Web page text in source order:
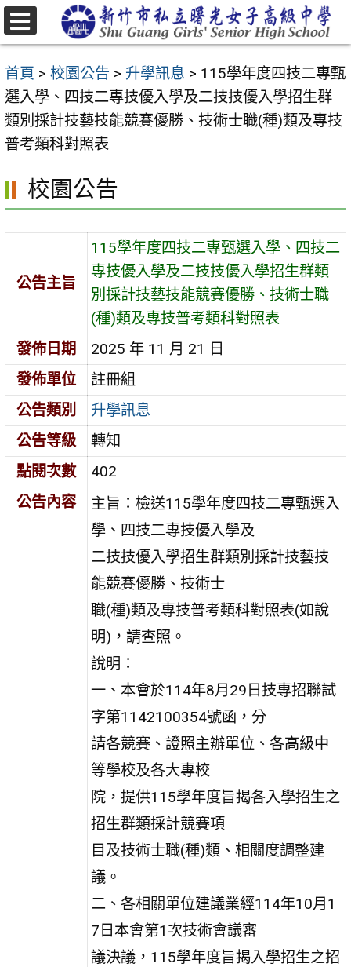
跳
至
要
內
容
區
首頁 > 校園公告 > 升學訊息 > 115學年度四技二專甄
選入學、四技二專技優入學及二技技優入學招生群
類別採計技藝技能競賽優勝、技術士職(種)類及專技
普考類科對照表
校園公告
公告主旨
115學年度四技二專甄選入學、四技二
專技優入學及二技技優入學招生群類
別採計技藝技能競賽優勝、技術士職
(種)類及專技普考類科對照表
發佈日期
2025 年 11 月 21 日
發佈單位
註冊組
公告類別
升學訊息
公告等級
轉知
點閱次數
402
公告內容
主旨：檢送115學年度四技二專甄選入
學、四技二專技優入學及
二技技優入學招生群類別採計技藝技
能競賽優勝、技術士
職(種)類及專技普考類科對照表(如說
明)，請查照。
說明：
一、本會於114年8月29日技專招聯試
字第1142100354號函，分
請各競賽、證照主辦單位、各高級中
等學校及各大專校
院，提供115學年度旨揭各入學招生之
招生群類採計競賽項
目及技術士職(種)類、相關度調整建
議。
二、各相關單位建議業經114年10月1
7日本會第1次技術會議審
議決議，115學年度旨揭入學招生之招
選
單